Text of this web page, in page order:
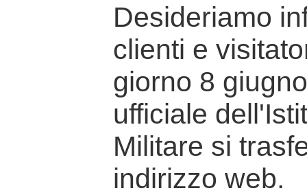
Desideriamo
clienti e
giorno 8
ufficiale
Militare si
indirizzo web.